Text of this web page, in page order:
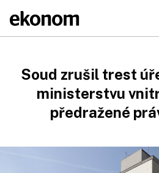
Soud zrušil trest
ministerstvu
předražené